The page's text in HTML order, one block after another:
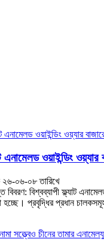
এনামেলড ওয়াইন্ডিং
২৬-০৬-০৮ তারিখে
বিবরণ: বিশ্বব্যাপী ফ্ল্যাট
প্রবৃদ্ধির প্রধান